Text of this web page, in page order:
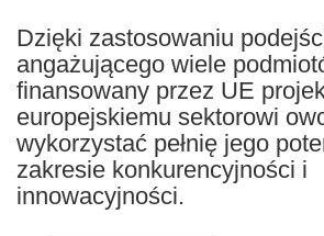
Dzięki zastosowaniu
angażującego wiele
finansowany przez UE
europejskiemu sektorowi
wykorzystać pełnię jego
zakresie konkurencyjności i
innowacyjności.